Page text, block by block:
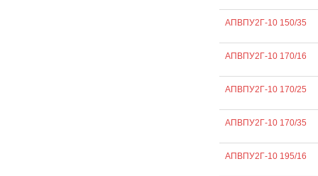
АПВПУ2Г-10 150/35
АПВПУ2Г-10 170/16
АПВПУ2Г-10 170/25
АПВПУ2Г-10 170/35
АПВПУ2Г-10 195/16